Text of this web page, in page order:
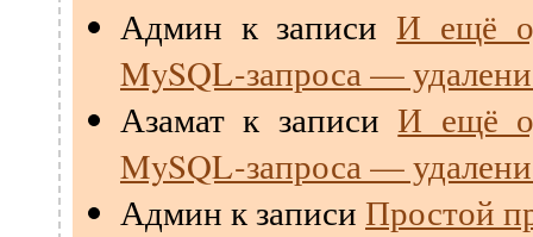
Админ к записи И ещё
MySQL-запроса —
Азамат к записи И ещё
MySQL-запроса —
Админ к записи Простой